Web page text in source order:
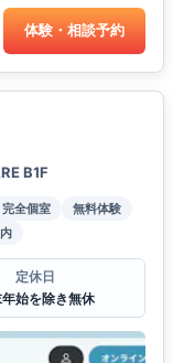
体験・相談予約
B1F
完全個室
無料体験
定休日
始を除き無休